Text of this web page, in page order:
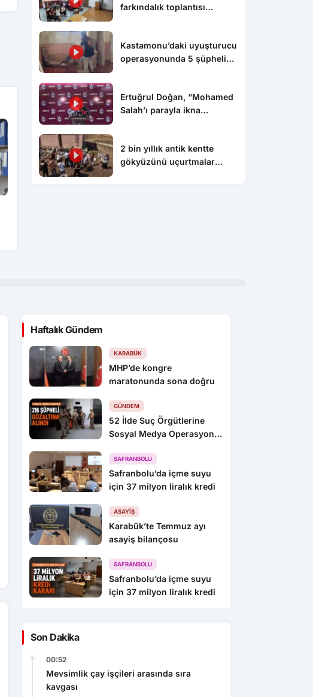
farkındalık toplantısı
Kastamonu’daki uyuşturucu
operasyonunda 5 şüpheli
Ertuğrul Doğan, “Mohamed
Salah’ı parayla ikna
2 bin yıllık antik kentte
gökyüzünü uçurtmalar
Haftalık Gündem
KARABÜK
MHP’de kongre
maratonunda sona doğru
GÜNDEM
52 İlde Suç Örgütlerine
Sosyal Medya Operasyonu:
SAFRANBOLU
Safranbolu’da içme suyu
için 37 milyon liralık kredi
ASAYIŞ
Karabük’te Temmuz ayı
asayiş bilançosu
SAFRANBOLU
Safranbolu’da içme suyu
için 37 milyon liralık kredi
Son Dakika
00:52
Mevsimlik çay işçileri arasında sıra
kavgası